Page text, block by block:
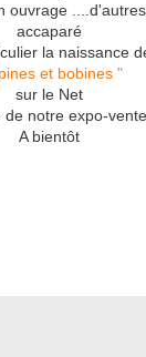
ouvrage
accaparé
la naissance
et bobines "
sur le Net
de notre expo-
A bientôt